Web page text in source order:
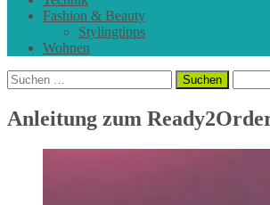
Fashion & Beauty
Stylingtipps
Wohnen
Suchen
nach:
Anleitung zum